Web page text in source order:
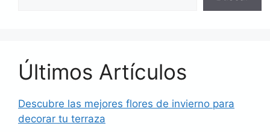
Últimos Artículos
Descubre las mejores flores de invierno para
decorar tu terraza